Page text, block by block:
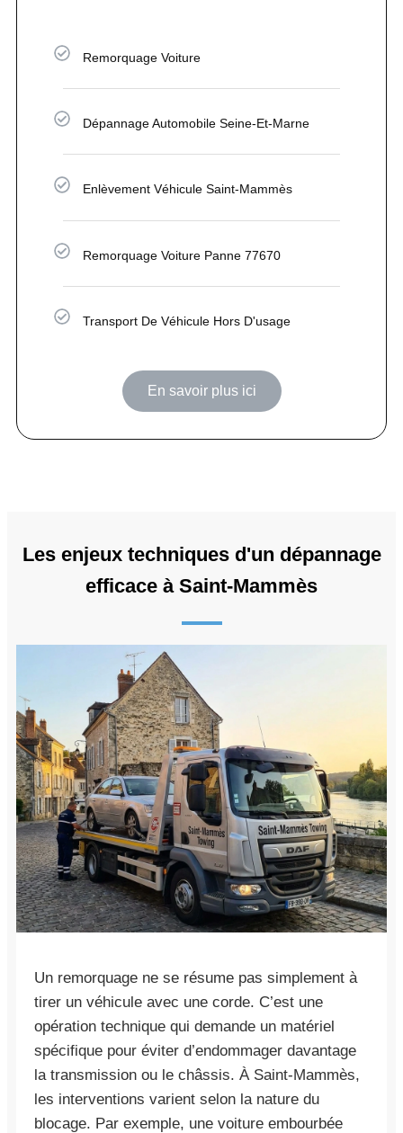
Remorquage Voiture
Dépannage Automobile Seine-Et-Marne
Enlèvement Véhicule Saint-Mammès
Remorquage Voiture Panne 77670
Transport De Véhicule Hors D'usage
En savoir plus ici
Les enjeux techniques d'un dépannage
efficace à Saint-Mammès
Un remorquage ne se résume pas simplement à
tirer un véhicule avec une corde. C’est une
opération technique qui demande un matériel
spécifique pour éviter d’endommager davantage
la transmission ou le châssis. À Saint-Mammès,
les interventions varient selon la nature du
blocage. Par exemple, une voiture embourbée